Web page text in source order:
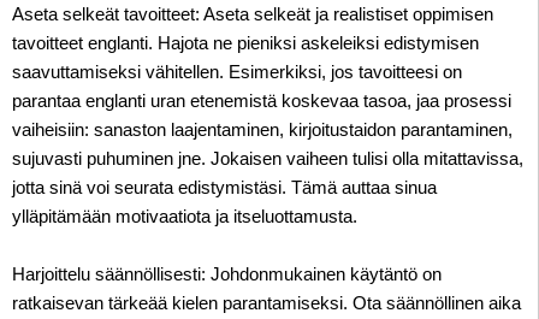
Aseta selkeät tavoitteet: Aseta selkeät ja realistiset oppimisen
tavoitteet englanti. Hajota ne pieniksi askeleiksi edistymisen
saavuttamiseksi vähitellen. Esimerkiksi, jos tavoitteesi on
parantaa englanti uran etenemistä koskevaa tasoa, jaa prosessi
vaiheisiin: sanaston laajentaminen, kirjoitustaidon parantaminen,
sujuvasti puhuminen jne. Jokaisen vaiheen tulisi olla mitattavissa,
jotta sinä voi seurata edistymistäsi. Tämä auttaa sinua
ylläpitämään motivaatiota ja itseluottamusta.
Harjoittelu säännöllisesti: Johdonmukainen käytäntö on
ratkaisevan tärkeää kielen parantamiseksi. Ota säännöllinen aika